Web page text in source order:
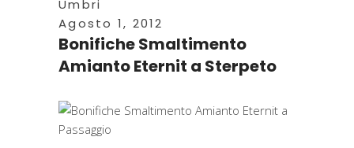
Umbri
Agosto 1, 2012
Bonifiche Smaltimento
Amianto Eternit a Sterpeto